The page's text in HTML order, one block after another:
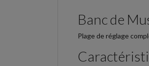
Banc de
Plage de réglage